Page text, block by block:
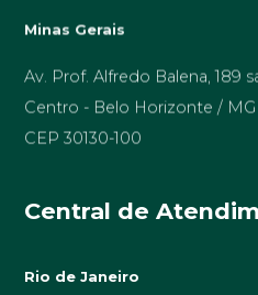
Minas Gerais
Av. Prof. Alfredo Balena, 189
Centro - Belo Horizonte / MG
CEP 30130-100
Central de
Rio de Janeiro